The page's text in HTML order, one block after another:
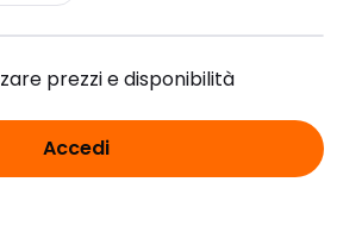
prezzi e disponibilità
Accedi